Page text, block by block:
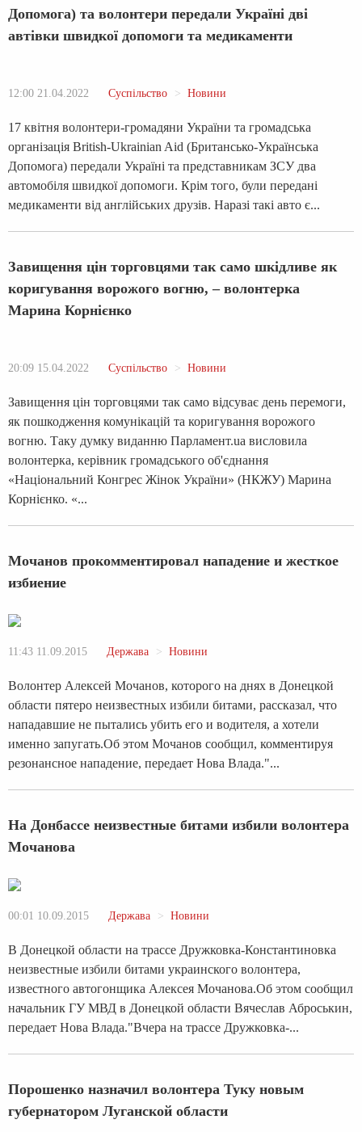
Допомога) та волонтери передали Україні дві
автівки швидкої допомоги та медикаменти
12:00 21.04.2022 Суспільство Новини
17 квітня волонтери-громадяни України та громадська
організація British-Ukrainian Aid (Британсько-Українська
Допомога) передали Україні та представникам ЗСУ два
автомобіля швидкої допомоги. Крім того, були передані
медикаменти від англійських друзів. Наразі такі авто є...
Завищення цін торговцями так само шкідливе як
коригування ворожого вогню, – волонтерка
Марина Корнієнко
20:09 15.04.2022 Суспільство Новини
Завищення цін торговцями так само відсуває день перемоги,
як пошкодження комунікацій та коригування ворожого
вогню. Таку думку виданню Парламент.ua висловила
волонтерка, керівник громадського об'єднання
«Національний Конгрес Жінок України» (НКЖУ) Марина
Корнієнко. «...
Мочанов прокомментировал нападение и жесткое
избиение
11:43 11.09.2015 Держава Новини
Волонтер Алексей Мочанов, которого на днях в Донецкой
области пятеро неизвестных избили битами, рассказал, что
нападавшие не пытались убить его и водителя, а хотели
именно запугать.Об этом Мочанов сообщил, комментируя
резонансное нападение, передает Нова Влада."...
На Донбассе неизвестные битами избили волонтера
Мочанова
00:01 10.09.2015 Держава Новини
В Донецкой области на трассе Дружковка-Константиновка
неизвестные избили битами украинского волонтера,
известного автогонщика Алексея Мочанова.Об этом сообщил
начальник ГУ МВД в Донецкой области Вячеслав Аброськин,
передает Нова Влада."Вчера на трассе Дружковка-...
Порошенко назначил волонтера Туку новым
губернатором Луганской области